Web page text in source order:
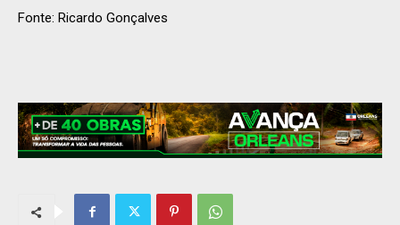
Fonte: Ricardo Gonçalves